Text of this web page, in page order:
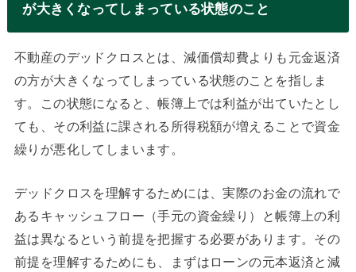
が大きくなってしまっている状態のこと
不動産のデッドクロスとは、減価償却費よりも元金返済
の方が大きくなってしまっている状態のことを指しま
す。この状態になると、帳簿上では利益が出ていたとし
ても、その利益に課される所得税額が増えることで資金
繰りが悪化してしまいます。
デッドクロスを理解するためには、実際のお金の流れで
あるキャッシュフロー（手元の資金繰り）と帳簿上の利
益は異なるという前提を把握する必要があります。その
前提を理解するためにも、まずはローンの元本返済と減